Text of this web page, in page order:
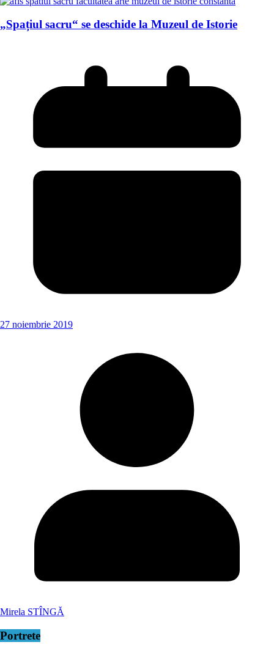
„Spațiul sacru“ se deschide la Muzeul de Istorie
27 noiembrie 2019
Mirela STÎNGĂ
Portrete